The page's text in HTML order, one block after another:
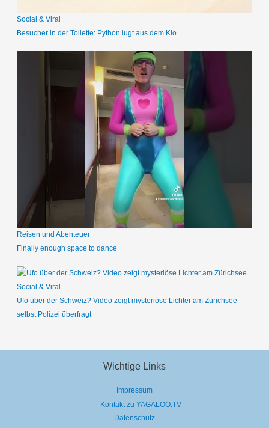
Social & Viral
Besucher in der Toilette: Python lugt aus dem Klo
Reisen und Abenteuer
Finally enough space to dance
Social & Viral
Ufo über der Schweiz? Video zeigt mysteriöse Lichter am Zürichsee –
selbst Polizei überfragt
Wichtige Links
Impressum
Kontakt zu YAGALOO.TV
Datenschutz